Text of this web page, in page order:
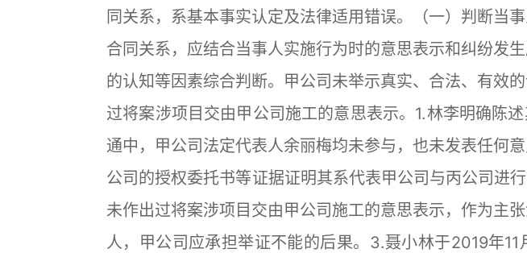
同关系，系基本事实认定及法律适用错误。（一）判断当
合同关系，应结合当事人实施行为时的意思表示和纠纷发
的认知等因素综合判断。甲公司未举示真实、合法、有效
过将案涉项目交由甲公司施工的意思表示。1.林李明确陈
通中，甲公司法定代表人余丽梅均未参与，也未发表任何
公司的授权委托书等证据证明其系代表甲公司与丙公司进
未作出过将案涉项目交由甲公司施工的意思表示，作为主
人，甲公司应承担举证不能的后果。3.聂小林于2019年11